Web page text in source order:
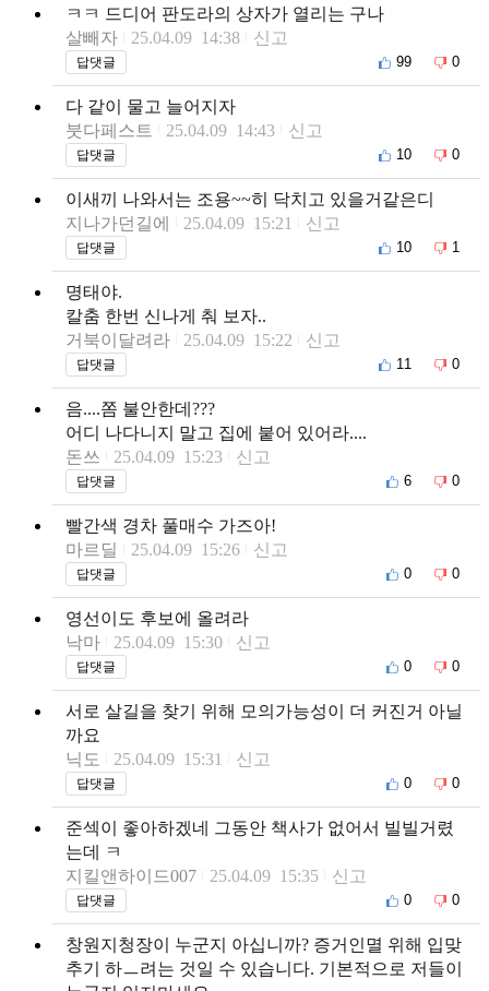
ㅋㅋ 드디어 판도라의 상자가 열리는 구나
살빼자
25.04.09 14:38 신고
답댓글 99 0
다 같이 물고 늘어지자
붓다페스트
25.04.09 14:43 신고
답댓글 10 0
이새끼 나와서는 조용~~히 닥치고 있을거같은디
지나가던길에
25.04.09 15:21 신고
답댓글 10 1
명태야.
칼춤 한번 신나게 춰 보자..
거북이달려라
25.04.09 15:22 신고
답댓글 11 0
음....쫌 불안한데???
어디 나다니지 말고 집에 붙어 있어라....
돈쓰
25.04.09 15:23 신고
답댓글 6 0
빨간색 경차 풀매수 가즈아!
마르딜
25.04.09 15:26 신고
답댓글 0 0
영선이도 후보에 올려라
낙마
25.04.09 15:30 신고
답댓글 0 0
서로 살길을 찾기 위해 모의가능성이 더 커진거 아닐
까요
닉도
25.04.09 15:31 신고
답댓글 0 0
준섹이 좋아하겠네 그동안 책사가 없어서 빌빌거렸
는데 ㅋ
지킬앤하이드007
25.04.09 15:35 신고
답댓글 0 0
창원지청장이 누군지 아십니까? 증거인멸 위해 입맞
추기 하ㅡ려는 것일 수 있습니다. 기본적으로 저들이